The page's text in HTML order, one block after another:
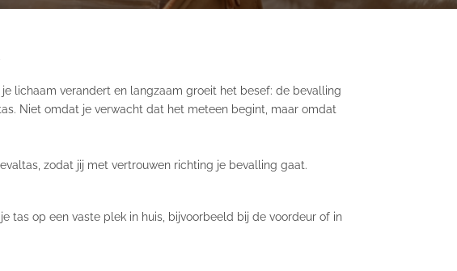
lichaam verandert en langzaam groeit het besef: de bevalling
Niet omdat je verwacht dat het meteen begint, maar omdat
zodat jij met vertrouwen richting je bevalling gaat.
tas op een vaste plek in huis, bijvoorbeeld bij de voordeur of in